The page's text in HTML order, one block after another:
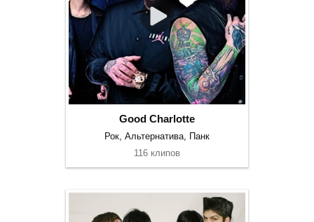
Good Charlotte
Рок, Альтернатива, Панк
116 клипов